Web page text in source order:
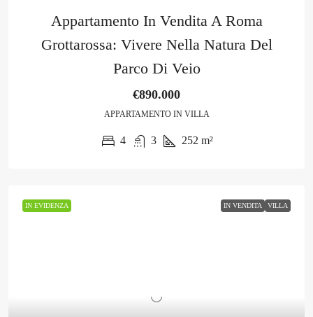
Appartamento In Vendita A Roma
Grottarossa: Vivere Nella Natura Del
Parco Di Veio
€890.000
APPARTAMENTO IN VILLA
4 3 252 m²
IN EVIDENZA IN VENDITA VILLA